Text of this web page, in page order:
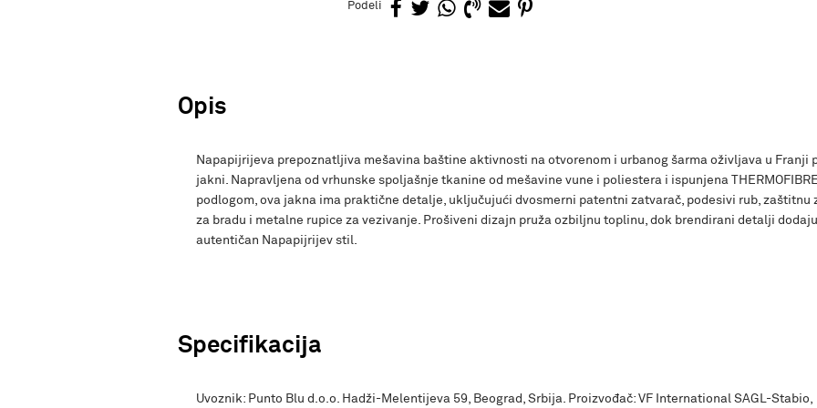
Podeli
Opis
Napapijrijeva prepoznatljiva mešavina baštine aktivnosti na otvorenom i urbanog šarma oživljava u Franji
jakni. Napravljena od vrhunske spoljašnje tkanine od mešavine vune i poliestera i ispunjena
podlogom, ova jakna ima praktične detalje, uključujući dvosmerni patentni zatvarač, podesivi rub, zaštitnu
za bradu i metalne rupice za vezivanje. Prošiveni dizajn pruža ozbiljnu toplinu, dok brendirani detalji dodaju
autentičan Napapijrijev stil.
Specifikacija
Uvoznik: Punto Blu d.o.o. Hadži-Melentijeva 59, Beograd, Srbija. Proizvođač: VF International SAGL-Stabio,